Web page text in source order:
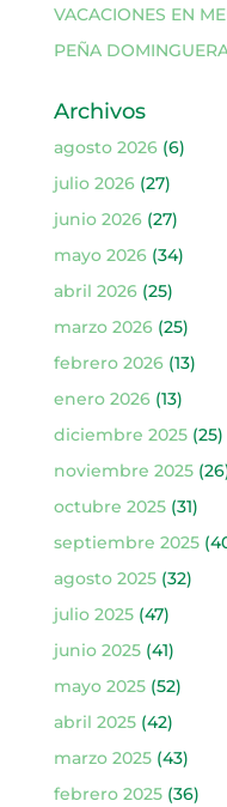
VACACIONES EN
PEÑA
Archivos
agosto 2026(6)
julio 2026(27)
junio 2026(27)
mayo 2026(34)
abril 2026(25)
marzo 2026(25)
febrero 2026(13)
enero 2026(13)
diciembre 2025(25)
noviembre 2025
octubre 2025(31)
septiembre 2025
agosto 2025(32)
julio 2025(47)
junio 2025(41)
mayo 2025(52)
abril 2025(42)
marzo 2025(43)
febrero 2025(36)